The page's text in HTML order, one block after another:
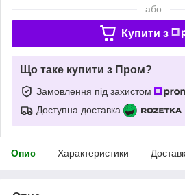
або
Купити з
Що таке купити з Пром?
Замовлення під захистом
Доступна доставка
Опис Характеристики